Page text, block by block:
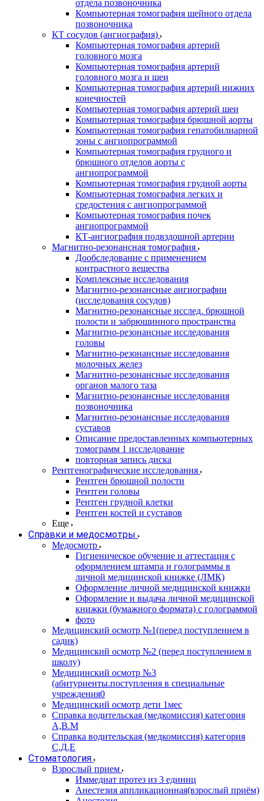
отдела позвоночника
Компьютерная томография шейного отдела
позвоночника
КТ сосудов (ангиография)
Компьютерная томография артерий
головного мозга
Компьютерная томография артерий
головного мозга и шеи
Компьютерная томография артерий нижних
конечностей
Компьютерная томография артерий шеи
Компьютерная томография брюшной аорты
Компьютерная томография гепатобилиарной
зоны с ангиопрограммой
Компьютерная томография грудного и
брюшного отделов аорты с
ангиопрограммой
Компьютерная томография грудной аорты
Компьютерная томография легких и
средостения с ангиопрограммой
Компьютерная томография почек
ангиопрограммой
КТ-ангиография подвздошной артерии
Магнитно-резонансная томография
Дообследование с применением
контрастного вещества
Комплексные исследования
Магнитно-резонансные ангиографии
(исследования сосудов)
Магнитно-резонансные исслед. брюшной
полости и забрюшинного пространства
Магнитно-резонансные исследования
головы
Магнитно-резонансные исследования
молочных желез
Магнитно-резонансные исследования
органов малого таза
Магнитно-резонансные исследования
позвоночника
Магнитно-резонансные исследования
суставов
Описание предоставленных компьютерных
томограмм 1 исследование
повторная запись диска
Рентгенографические исследования
Рентген брюшной полости
Рентген головы
Рентген грудной клетки
Рентген костей и суставов
Еще
Справки и медосмотры
Медосмотр
Гигиеническое обучение и аттестация с
оформлением штампа и голограммы в
личной медицинской книжке (ЛМК)
Оформление личной медицинской книжки
Оформление и выдача личной медицинской
книжки (бумажного формата) с голограммой
фото
Медицинский осмотр №1(перед поступлением в
садик)
Медицинский осмотр №2 (перед поступлением в
школу)
Медицинский осмотр №3
(абитуриенты.поступления в специальные
учреждения0
Медицинский осмотр дети 1мес
Справка водительская (медкомиссия) категория
А,В.М
Справка водительская (медкомиссия) категория
С,Д,Е
Стоматология
Взрослый прием
Иммедиат протез из 3 единиц
Анестезия аппликационная(взрослый приём)